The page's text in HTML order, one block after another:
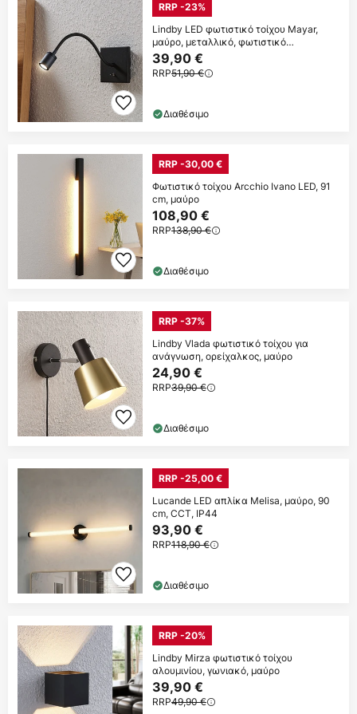
RRP -23%
Lindby LED φωτιστικό τοίχου Mayar,
μαύρο, μεταλλικό, φωτιστικό
ανάγνωσης, 11cm
39,90 €
RRP51,90 €
Διαθέσιμο
RRP -30,00 €
Φωτιστικό τοίχου Arcchio Ivano LED, 91
cm, μαύρο
108,90 €
RRP138,90 €
Διαθέσιμο
RRP -37%
Lindby Vlada φωτιστικό τοίχου για
ανάγνωση, ορείχαλκος, μαύρο
24,90 €
RRP39,90 €
Διαθέσιμο
RRP -25,00 €
Lucande LED απλίκα Melisa, μαύρο, 90
cm, CCT, IP44
93,90 €
RRP118,90 €
Διαθέσιμο
RRP -20%
Lindby Mirza φωτιστικό τοίχου
αλουμινίου, γωνιακό, μαύρο
39,90 €
RRP49,90 €